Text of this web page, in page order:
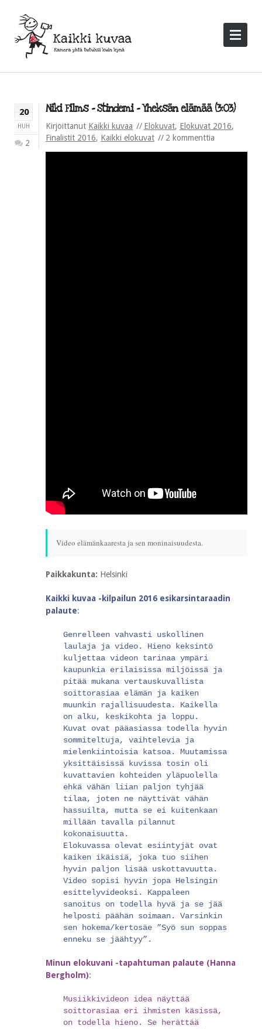
20
HUH
2
Niki Films – Stindemi – Yheksän elämää (3:03)
Kirjoittanut Kaikki kuvaa Elokuvat, Elokuvat 2016,
Finalistit 2016, Kaikki elokuvat 2 kommenttia
Video elämänkaaresta ja sen moninaisuudesta.
Paikkakunta: Helsinki
Kaikki kuvaa -kilpailun 2016 esikarsintaraadin
palaute:
Genrelleen vahvasti uskollinen
laulaja ja video. Hieno keksintö
kuljettaa videon tarinaa ympäri
kaupunkia erilaisissa miljöissä ja
pitää mukana vertauskuvallista
soittorasiaa elämän ja kaiken
muunkin rajallisuudesta. Kaikella
on alku, keskikohta ja loppu.
Kuvat ovat pääasiassa todella hyvin
sommiteltuja, vaihtelevia ja
mielenkiintoisia katsoa. Muutamissa
yksittäisissä kuvissa tosin oli
kuvattavien kohteiden yläpuolella
ehkä vähän liian paljon tyhjää
tilaa, joten ne näyttivät vähän
hassuilta, mutta se ei kuitenkaan
millään tavalla pilannut
kokonaisuutta.
Elokuvassa olevat esiintyjät ovat
kaiken ikäisiä, joka tuo siihen
hyvin paljon lisää uskottavuutta.
Video sopisi hyvin jopa Helsingin
esittelyvideoksi. Kappaleen
sanoitus on todella hyvä ja se jää
helposti päähän soimaan. Varsinkin
sen hokema/kertosäe ”Syö sun soppas
enneku se jäähtyy”.
Minun elokuvani -tapahtuman palaute (Hanna
Bergholm):
Musiikkivideon idea näyttää
soittorasiaa eri ihmisten käsissä,
on todella hieno. Se herättää